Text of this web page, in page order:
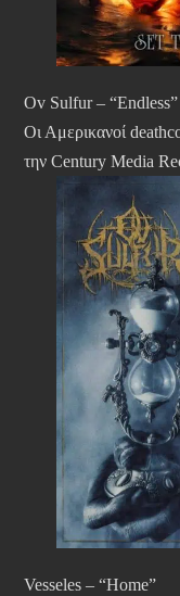
Ov Sulfur – “Endless”
Οι Αμερικανοί
την Century Media
Vesseles – “Home”